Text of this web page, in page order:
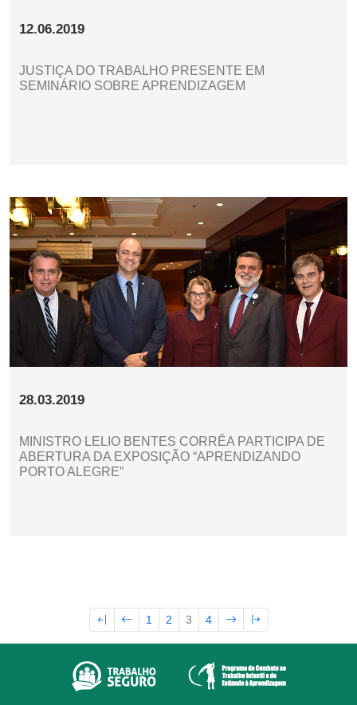
12.06.2019
JUSTIÇA DO TRABALHO PRESENTE EM
SEMINÁRIO SOBRE APRENDIZAGEM
28.03.2019
MINISTRO LELIO BENTES CORRÊA PARTICIPA DE
ABERTURA DA EXPOSIÇÃO “APRENDIZANDO
PORTO ALEGRE”
1 2 3 4